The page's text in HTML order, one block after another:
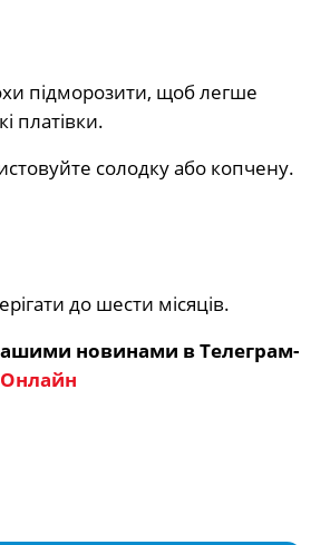
підморозити, щоб легше
платівки.
солодку або копчену.
до шести місяців.
новинами в Телеграм-